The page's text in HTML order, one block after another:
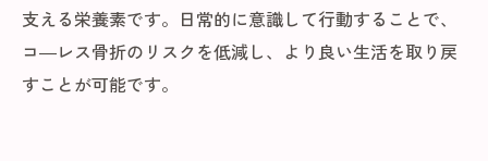
支える栄養素です。日常的に意識して行動することで、
コ―レス骨折のリスクを低減し、より良い生活を取り戻
すことが可能です。